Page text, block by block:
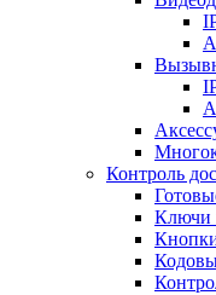
Контроль
Ключи